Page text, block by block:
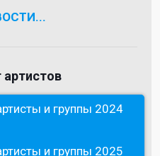
артистов
и группы 2024
и группы 2025